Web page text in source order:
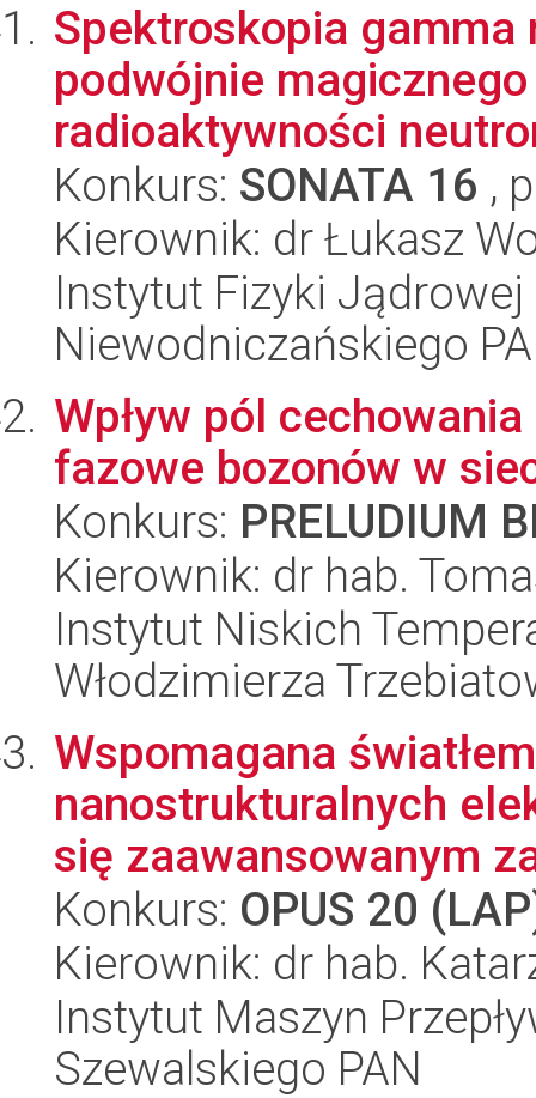
Spektroskopia gamma
podwójnie
radioaktywności
Konkurs: SONATA 16 ,
Kierownik: dr Łukasz
Instytut Fizyki
Niewodniczańskiego
Wpływ pól
fazowe bozonów w
Konkurs: PRELUDIUM
Kierownik: dr hab.
Instytut Niskich
Włodzimierza
Wspomagana
nanostrukturalnych
się zaawansowanym
Konkurs: OPUS 20
Kierownik: dr hab.
Instytut Maszyn
Szewalskiego PAN